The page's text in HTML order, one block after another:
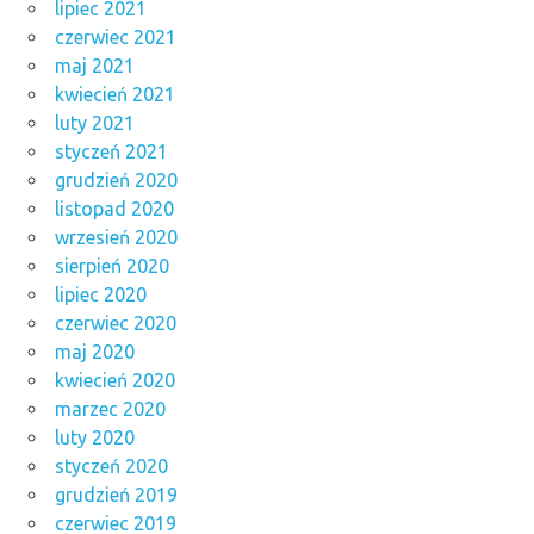
lipiec 2021
czerwiec 2021
maj 2021
kwiecień 2021
luty 2021
styczeń 2021
grudzień 2020
listopad 2020
wrzesień 2020
sierpień 2020
lipiec 2020
czerwiec 2020
maj 2020
kwiecień 2020
marzec 2020
luty 2020
styczeń 2020
grudzień 2019
czerwiec 2019